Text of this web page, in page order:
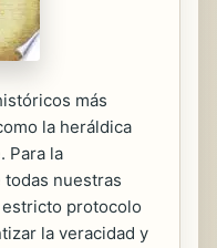
más
la heráldica
Para la
nuestras
protocolo
la veracidad y